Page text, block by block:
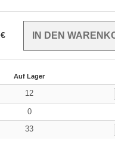
€
Auf Lager
12
0
33